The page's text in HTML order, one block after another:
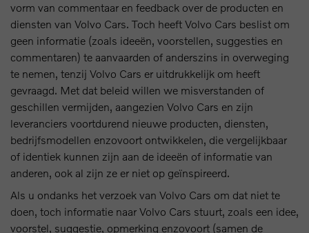
vorm van commentaar en feedback over de producten en
diensten van Volvo Cars. Toch heeft Volvo Cars beslist om
geen informatie (zoals ideeën, voorstellen, suggesties en
commentaren) te aanvaarden of anderszins in overweging
te nemen, tenzij Volvo Cars er uitdrukkelijk om heeft
gevraagd. Met dat beleid willen we misverstanden of
geschillen vermijden, aangezien Volvo Cars en zijn
leveranciers voortdurend nieuwe producten, diensten,
bedrijfsmodellen enzovoort ontwikkelen, die vergelijkbaar
of identiek kunnen zijn aan de ideeën of informatie van
anderen, ook al zijn ze er niet op geïnspireerd.
Als u ondanks het verzoek van Volvo Cars om dat niet te
doen, toch informatie naar Volvo Cars stuurt, zoals een idee,
voorstel, suggestie, opmerking enzovoort (samen de